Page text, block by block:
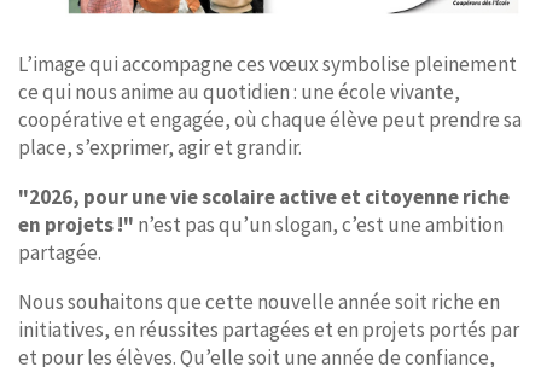
L’image qui accompagne ces vœux symbolise pleinement
ce qui nous anime au quotidien : une école vivante,
coopérative et engagée, où chaque élève peut prendre sa
place, s’exprimer, agir et grandir.
"2026, pour une vie scolaire active et citoyenne riche
en projets !" n’est pas qu’un slogan, c’est une ambition
partagée.
Nous souhaitons que cette nouvelle année soit riche en
initiatives, en réussites partagées et en projets portés par
et pour les élèves. Qu’elle soit une année de confiance,